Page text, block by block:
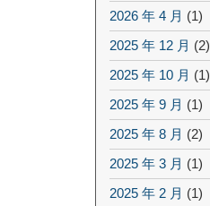
2026 年 4 月 (1)
2025 年 12 月 (2)
2025 年 10 月 (1)
2025 年 9 月 (1)
2025 年 8 月 (2)
2025 年 3 月 (1)
2025 年 2 月 (1)